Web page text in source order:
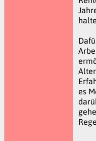
es